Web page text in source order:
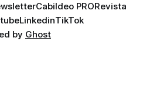
Cabildeo PRORevista
LinkedinTikTok
by Ghost